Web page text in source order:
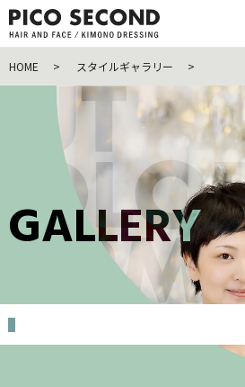
HOME スタイルギャラリー
GALLERY